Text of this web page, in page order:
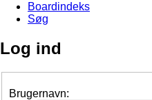
Boardindeks
Søg
Log ind
Brugernavn: